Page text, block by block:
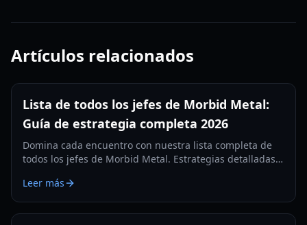
Artículos relacionados
Lista de todos los jefes de Morbid Metal:
Guía de estrategia completa 2026
Domina cada encuentro con nuestra lista completa de
todos los jefes de Morbid Metal. Estrategias detalladas
recompensas para la edición 2026.
Leer más